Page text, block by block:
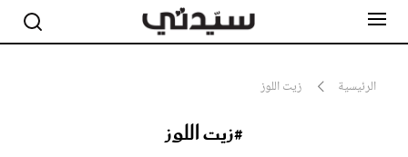
الرئيسية زيت اللوز
#زيت اللوز